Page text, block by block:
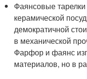
Фаянсовые
керамической
демократичной
в механической
Фарфор и фаянс
материалов, но в